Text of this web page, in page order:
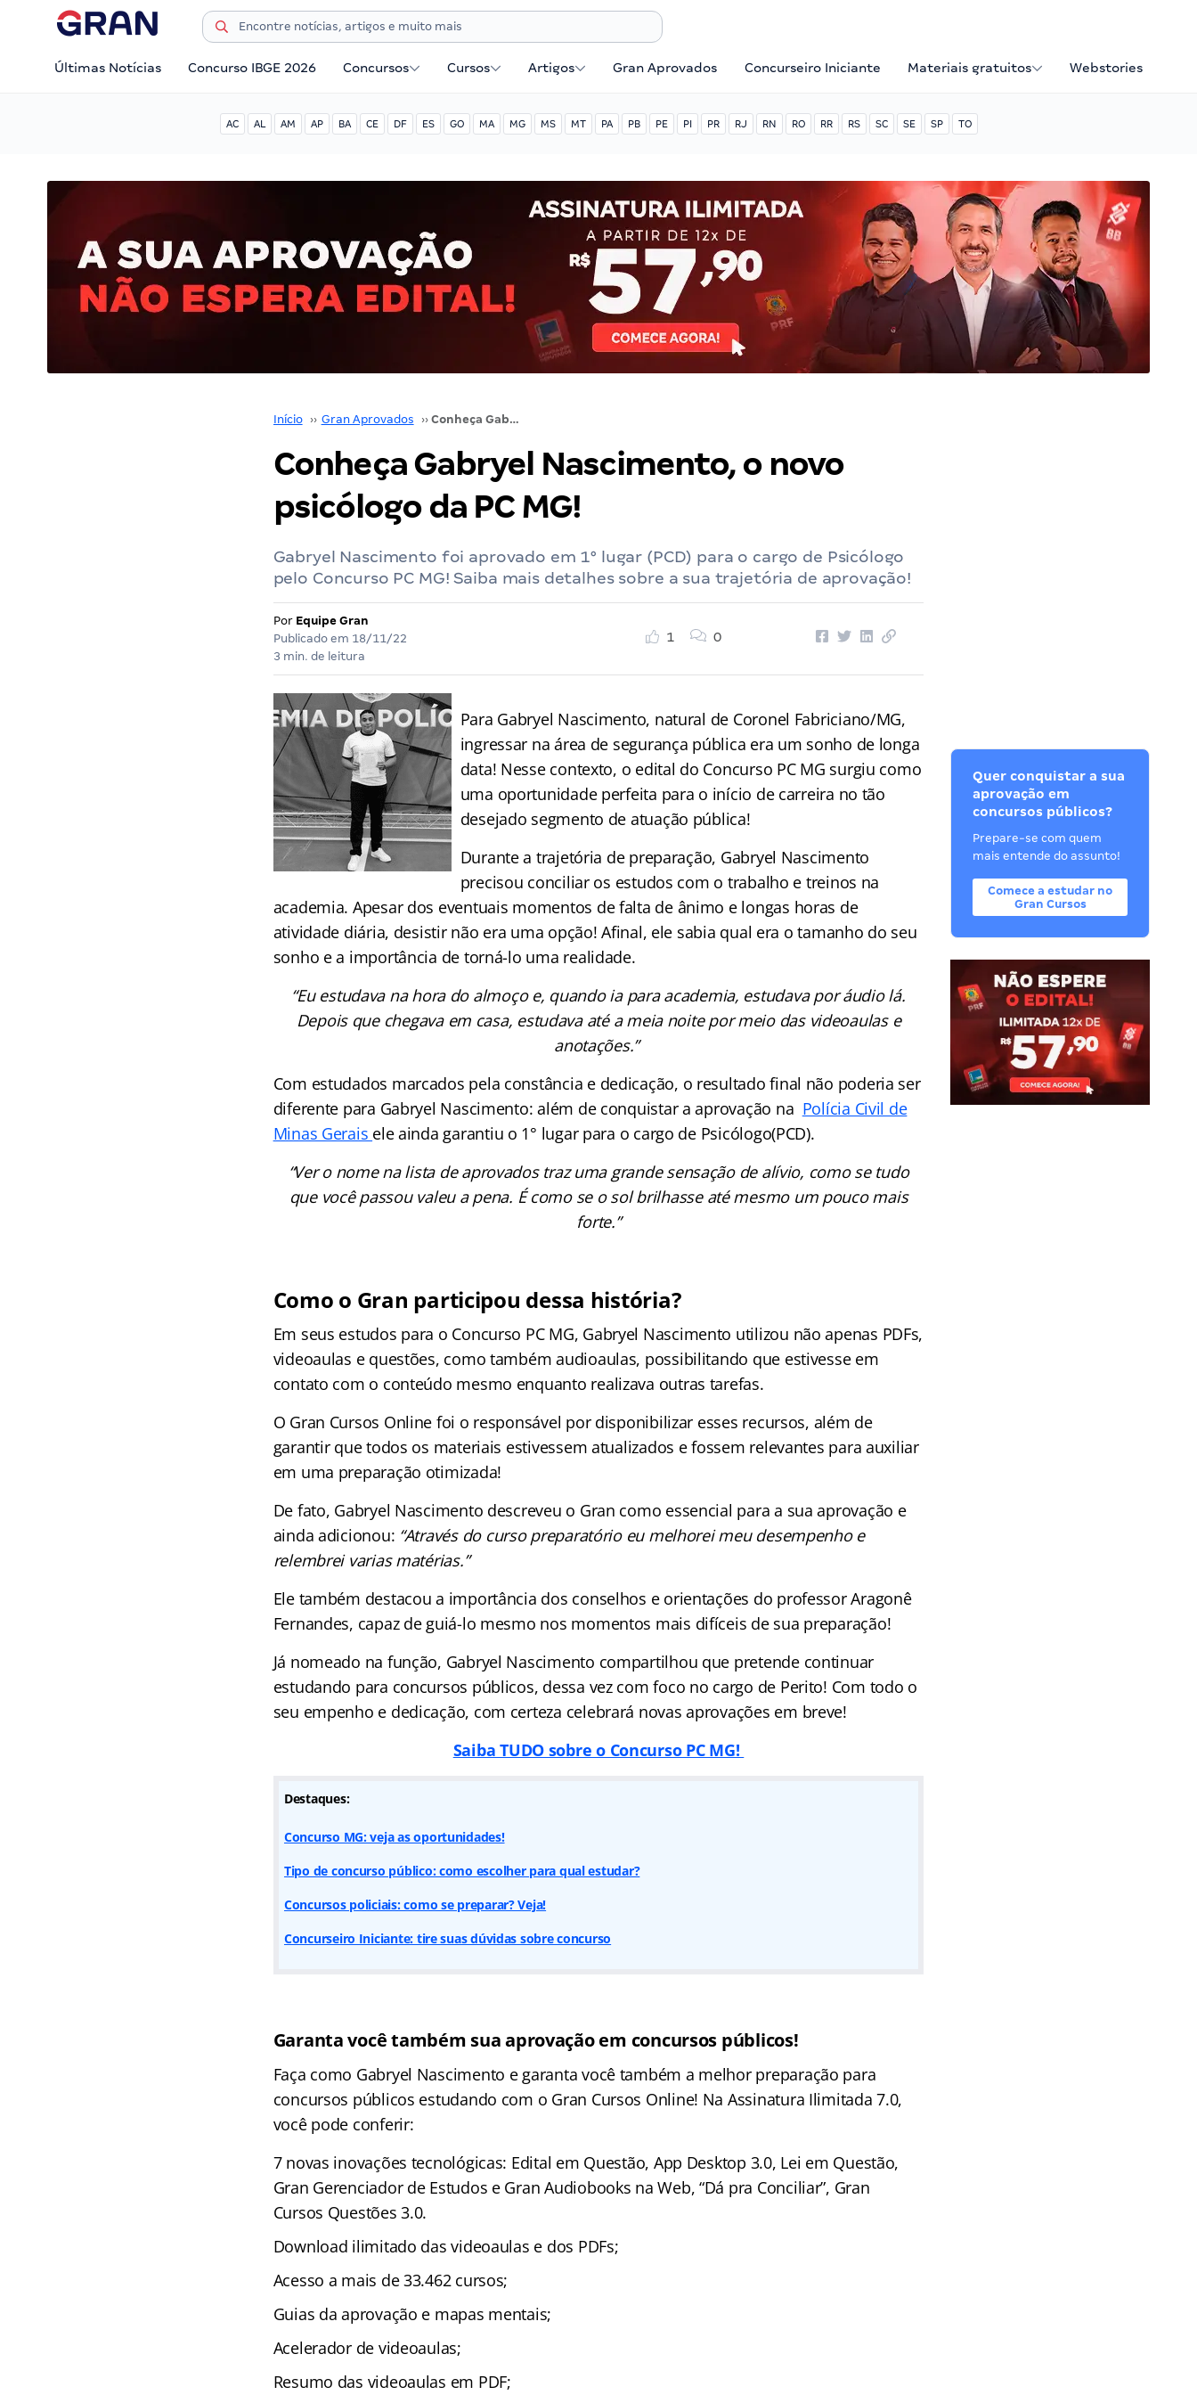
Últimas Notícias Concurso IBGE 2026 Concursos Cursos Artigos Gran Aprovados Concurseiro Iniciante Materiais gratuitos Webstories
AC AL AM AP BA CE DF ES GO MA MG MS MT PA PB PE PI PR RJ RN RO RR RS SC SE SP TO
Início ›› Gran Aprovados ›› Conheça Gabryel Nascimento, o novo psicólogo da PC MG!
Conheça Gabryel Nascimento, o novo
psicólogo da PC MG!
Gabryel Nascimento foi aprovado em 1° lugar (PCD) para o cargo de Psicólogo
pelo Concurso PC MG! Saiba mais detalhes sobre a sua trajetória de aprovação!
Por Equipe Gran
Publicado em 18/11/22
3 min. de leitura
1 0
Para Gabryel Nascimento, natural de Coronel Fabriciano/MG,
ingressar na área de segurança pública era um sonho de longa
data! Nesse contexto, o edital do Concurso PC MG surgiu como
uma oportunidade perfeita para o início de carreira no tão
desejado segmento de atuação pública!
Durante a trajetória de preparação, Gabryel Nascimento
precisou conciliar os estudos com o trabalho e treinos na
academia. Apesar dos eventuais momentos de falta de ânimo e longas horas de
atividade diária, desistir não era uma opção! Afinal, ele sabia qual era o tamanho do seu
sonho e a importância de torná-lo uma realidade.
“Eu estudava na hora do almoço e, quando ia para academia, estudava por áudio lá.
Depois que chegava em casa, estudava até a meia noite por meio das videoaulas e
anotações.”
Com estudados marcados pela constância e dedicação, o resultado final não poderia ser
diferente para Gabryel Nascimento: além de conquistar a aprovação na Polícia Civil de
Minas Gerais ele ainda garantiu o 1° lugar para o cargo de Psicólogo(PCD).
“Ver o nome na lista de aprovados traz uma grande sensação de alívio, como se tudo
que você passou valeu a pena. É como se o sol brilhasse até mesmo um pouco mais
forte.”
Como o Gran participou dessa história?
Em seus estudos para o Concurso PC MG, Gabryel Nascimento utilizou não apenas PDFs,
videoaulas e questões, como também audioaulas, possibilitando que estivesse em
contato com o conteúdo mesmo enquanto realizava outras tarefas.
O Gran Cursos Online foi o responsável por disponibilizar esses recursos, além de
garantir que todos os materiais estivessem atualizados e fossem relevantes para auxiliar
em uma preparação otimizada!
De fato, Gabryel Nascimento descreveu o Gran como essencial para a sua aprovação e
ainda adicionou: “Através do curso preparatório eu melhorei meu desempenho e
relembrei varias matérias.”
Ele também destacou a importância dos conselhos e orientações do professor Aragonê
Fernandes, capaz de guiá-lo mesmo nos momentos mais difíceis de sua preparação!
Já nomeado na função, Gabryel Nascimento compartilhou que pretende continuar
estudando para concursos públicos, dessa vez com foco no cargo de Perito! Com todo o
seu empenho e dedicação, com certeza celebrará novas aprovações em breve!
Saiba TUDO sobre o Concurso PC MG!
Destaques:
Concurso MG: veja as oportunidades!
Tipo de concurso público: como escolher para qual estudar?
Concursos policiais: como se preparar? Veja!
Concurseiro Iniciante: tire suas dúvidas sobre concurso
Garanta você também sua aprovação em concursos públicos!
Faça como Gabryel Nascimento e garanta você também a melhor preparação para
concursos públicos estudando com o Gran Cursos Online! Na Assinatura Ilimitada 7.0,
você pode conferir:
7 novas inovações tecnológicas: Edital em Questão, App Desktop 3.0, Lei em Questão,
Gran Gerenciador de Estudos e Gran Audiobooks na Web, “Dá pra Conciliar”, Gran
Cursos Questões 3.0.
Download ilimitado das videoaulas e dos PDFs;
Acesso a mais de 33.462 cursos;
Guias da aprovação e mapas mentais;
Acelerador de videoaulas;
Resumo das videoaulas em PDF;
Quer conquistar a sua
aprovação em
concursos públicos?
Prepare-se com quem
mais entende do assunto!
Comece a estudar no
Gran Cursos